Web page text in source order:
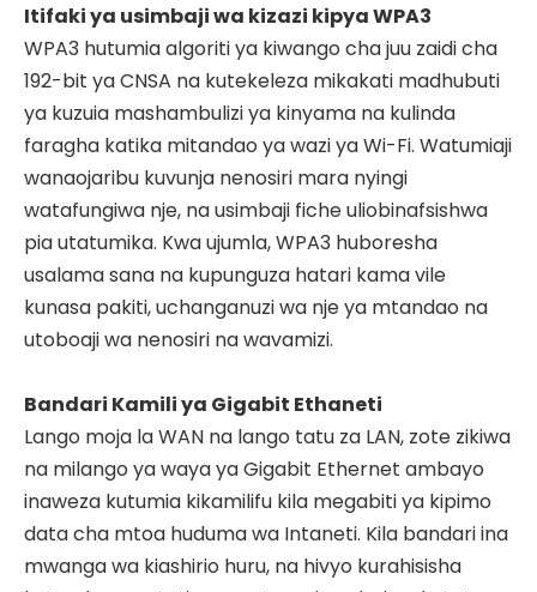
Itifaki ya usimbaji wa kizazi kipya WPA3
WPA3 hutumia algoriti ya kiwango cha juu zaidi cha
192-bit ya CNSA na kutekeleza mikakati madhubuti
ya kuzuia mashambulizi ya kinyama na kulinda
faragha katika mitandao ya wazi ya Wi-Fi. Watumiaji
wanaojaribu kuvunja nenosiri mara nyingi
watafungiwa nje, na usimbaji fiche uliobinafsishwa
pia utatumika. Kwa ujumla, WPA3 huboresha
usalama sana na kupunguza hatari kama vile
kunasa pakiti, uchanganuzi wa nje ya mtandao na
utoboaji wa nenosiri na wavamizi.
Bandari Kamili ya Gigabit Ethaneti
Lango moja la WAN na lango tatu za LAN, zote zikiwa
na milango ya waya ya Gigabit Ethernet ambayo
inaweza kutumia kikamilifu kila megabiti ya kipimo
data cha mtoa huduma wa Intaneti. Kila bandari ina
mwanga wa kiashirio huru, na hivyo kurahisisha